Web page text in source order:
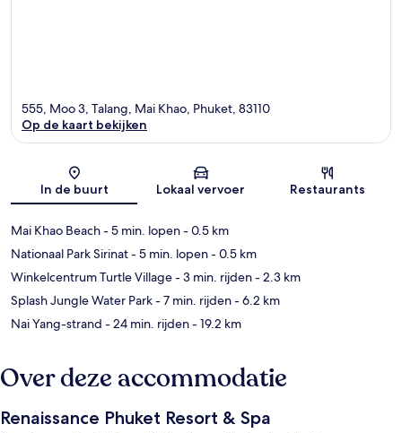
Kaart
555, Moo 3, Talang, Mai Khao, Phuket, 83110
Op de kaart bekijken
In de buurt Lokaal vervoer Restaurants
Mai Khao Beach- 5 min. lopen- 0.5 km
Nationaal Park Sirinat- 5 min. lopen- 0.5 km
Winkelcentrum Turtle Village- 3 min. rijden- 2.3 km
Splash Jungle Water Park- 7 min. rijden- 6.2 km
Nai Yang-strand - 24 min. rijden- 19.2 km
Over deze accommodatie
Renaissance Phuket Resort & Spa